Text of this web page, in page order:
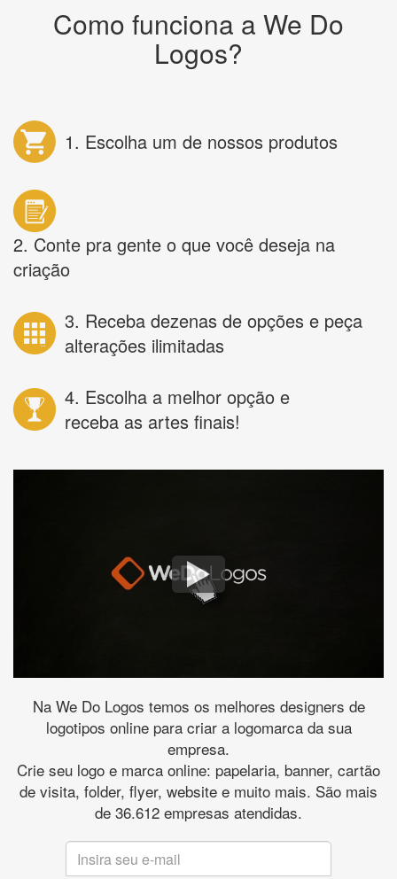
Como funciona a We Do
Logos?
1. Escolha um de nossos produtos
2. Conte pra gente o que você deseja na
criação
3. Receba dezenas de opções e peça
alterações ilimitadas
4. Escolha a melhor opção e
receba as artes finais!
Na We Do Logos temos os melhores designers de
logotipos online para criar a logomarca da sua
empresa.
Crie seu logo e marca online: papelaria, banner, cartão
de visita, folder, flyer, website e muito mais. São mais
de 36.612 empresas atendidas.